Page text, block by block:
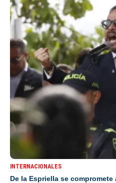
INTERNACIONALES
De la Espriella se